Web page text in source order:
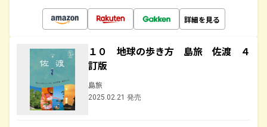
詳細を見る
１０ 地球の歩き方 島旅 佐渡 ４
訂版
島旅
2025.02.21 発売